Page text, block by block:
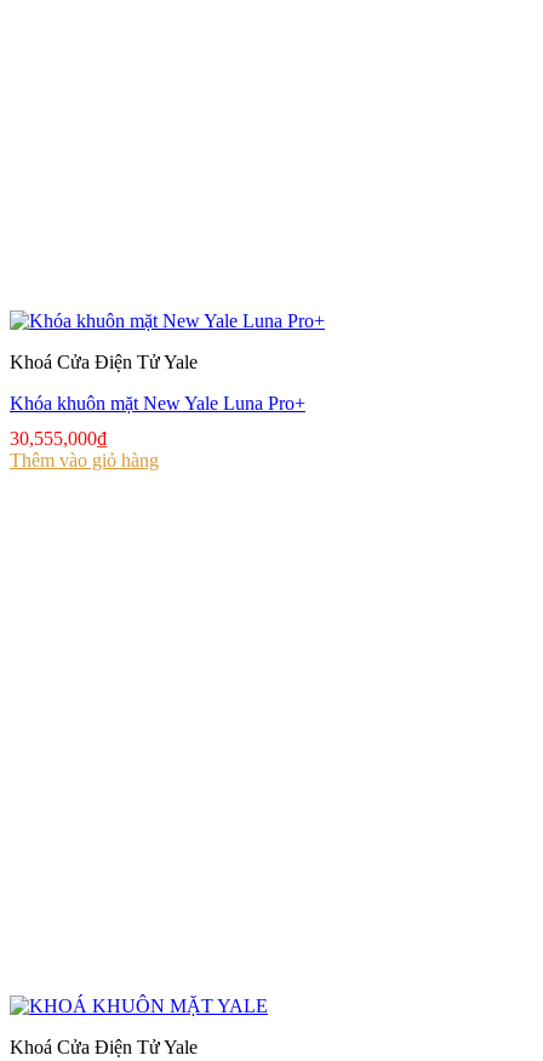
Khoá Cửa Điện Tử Yale
Khóa khuôn mặt New Yale Luna Pro+
30,555,000₫
Thêm vào giỏ hàng
Khoá Cửa Điện Tử Yale